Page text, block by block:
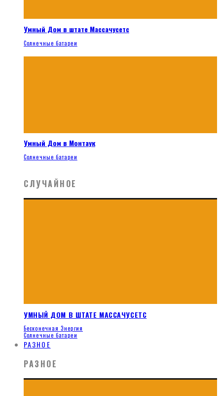
Умный Дом в штате Массачусетс
Солнечные батареи
Умный Дом в Монтаук
Солнечные батареи
СЛУЧАЙНОЕ
УМНЫЙ ДОМ В ШТАТЕ МАССАЧУСЕТС
Бесконечная Энергия
Солнечные батареи
РАЗНОЕ
РАЗНОЕ